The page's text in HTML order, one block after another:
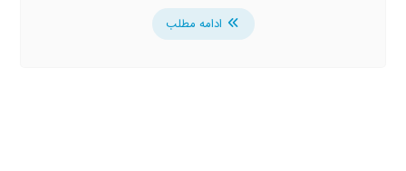
ادامه مطلب